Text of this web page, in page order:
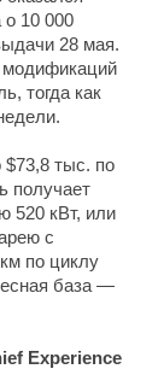
10 000
28 мая.
модификаций
тогда как
тыс. по
получает
520 кВт, или
с
по циклу
база —
Experience